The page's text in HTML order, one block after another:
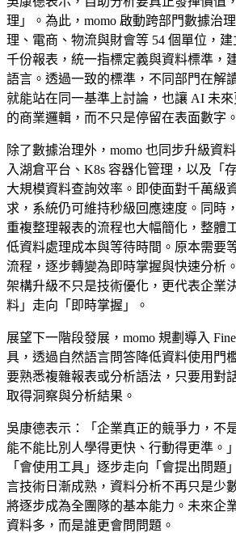
理」。為此，momo 啟動跨部門數據治
理、電商、物流與財會等 54 個單位，
千份報表，統一指標定義與資料標準，
語言。透過一致的標準，不同部門在解
就能站在同一基準上討論，也讓 AI 未
的商業邏輯，而不只是停留在表面數字。
除了數據治理外，momo 也同步升級資
入湖倉平台、K8s 容器化管理，以及「
大規模資料查詢效率。即使面對千萬級
求，系統仍可維持秒級回應速度。同時
重複整理報表的流程也大幅簡化，整體
低資料處理成本與等待時間。原本需要
流程，逐步轉變為即時掌握與快速分析
架構升級不只是技術優化，更代表企業
料」走向「即時掌握」。
展望下一階段發展，momo 規劃導入
具，透過自然語言問答降低資料使用門
要熟悉複雜報表或分析語法，只要用對
取得洞察與分析結果。
吳康德表示：「企業真正的競爭力，不
能不能比別人學得更快、行動得更準。
「會使用工具」逐步走向「會提出問題
言技術日漸成熟，資料分析不再只是少
將逐步成為全團隊的基本能力。未來企
資料多，而是誰更會問問題。